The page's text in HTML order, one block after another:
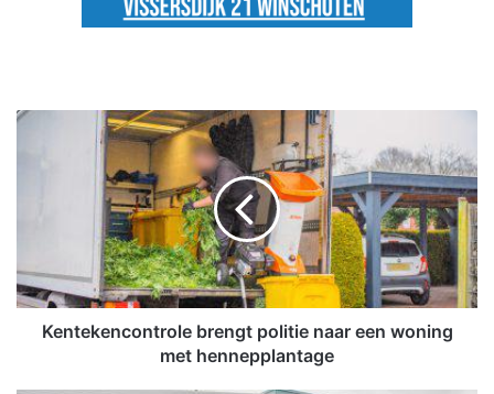
K
n
c
Kentekencontrole brengt politie naar een woning
met hennepplantage